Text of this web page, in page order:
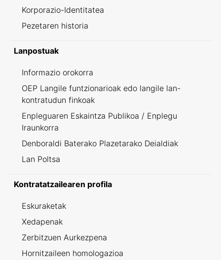
Korporazio-Identitatea
Pezetaren historia
Lanpostuak
Informazio orokorra
OEP Langile funtzionarioak edo langile lan-
kontratudun finkoak
Enpleguaren Eskaintza Publikoa / Enplegu
Iraunkorra
Denboraldi Baterako Plazetarako Deialdiak
Lan Poltsa
Kontratatzailearen profila
Eskuraketak
Xedapenak
Zerbitzuen Aurkezpena
Hornitzaileen homologazioa